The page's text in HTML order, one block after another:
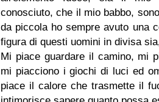
conosciuto, che il mio babbo,
da piccola ho sempre avuto una
figura di questi uomini in divisa
Mi piace guardare il camino, mi
mi piacciono i giochi di luci ed
piace il calore che trasmette il